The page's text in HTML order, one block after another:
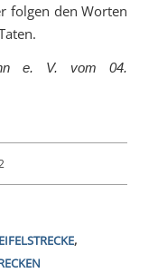
folgen den Worten
e. V. vom 04.
EIFELSTRECKE,